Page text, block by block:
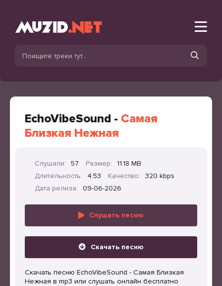
EchoVibeSound - Самая
Близкая Нежная
Слушали: 57 Размер:
11.18 MB
Длительность:
4:53 Качество:
320 kbps
Дата релиза:
09-06-2026
Слушать песню
Скачать песню
Скачать песню EchoVibeSound - Самая Близкая
Нежная в mp3 или слушать онлайн бесплатно